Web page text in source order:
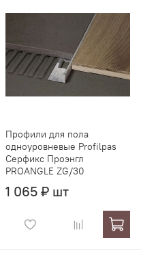
Профили для пола
одноуровневые Profilpas
Серфикс Проэнгл
PROANGLE ZG/30
1 065 ₽ шт